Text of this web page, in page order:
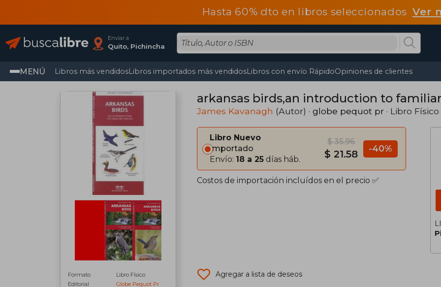
Hasta 60% dto en libros seleccionadosVer
Enviar a
Quito, Pichincha
MENÚ Libros más vendidosLibros importados más vendidosLibros con envío RápidoOpiniones de clientes
Formato
Libro Físico
Editorial
Globe Pequot Pr
arkansas birds,an introduction to
James Kavanagh (Autor) · globe pequot pr · Libro Físico
Libro Nuevo
Importado
Envío: 18 a 25 días háb.
$ 35.96
$ 21.58 -40%
Costos de importación incluídos en el precio ✅
Agregar a lista de deseos